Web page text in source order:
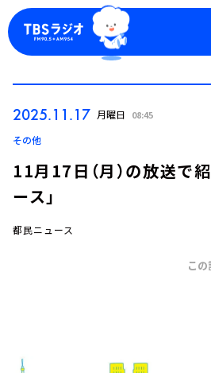
2025.11.17 月曜日 08:45
その他
11月17日（月）の放送で
ース」
都民ニュース
こ